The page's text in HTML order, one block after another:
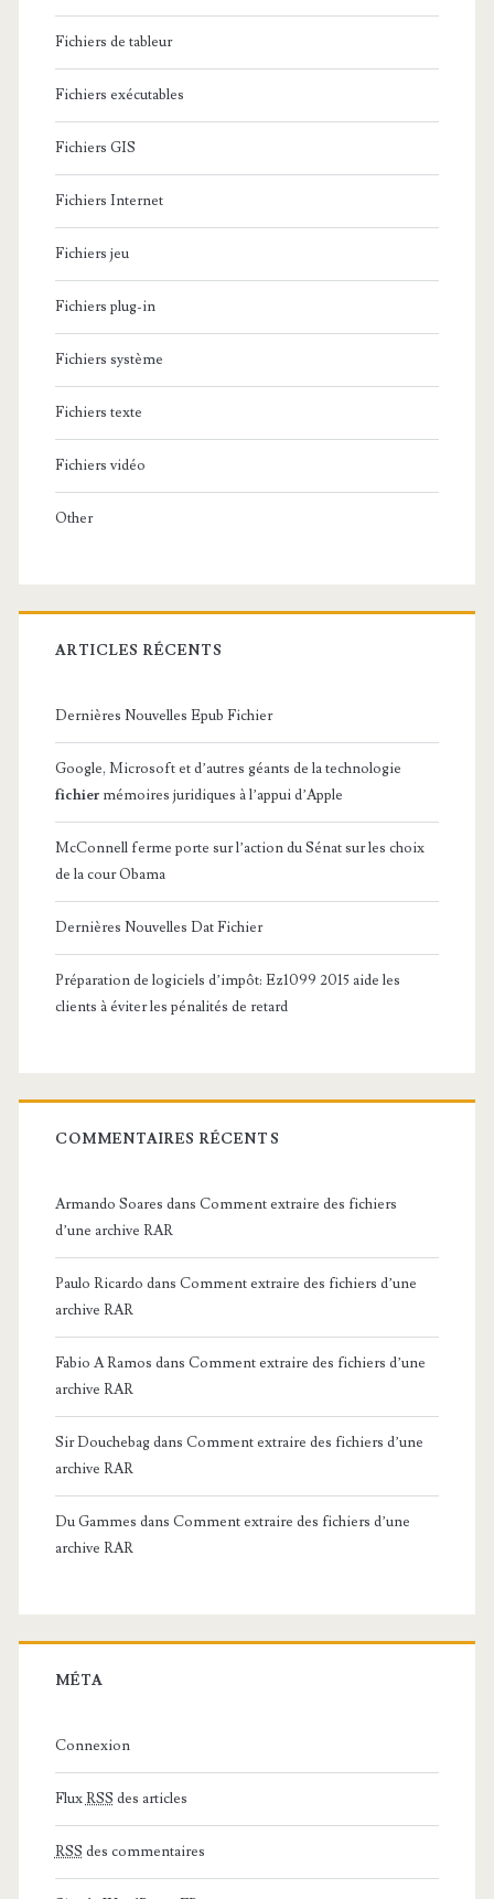
Fichiers de tableur
Fichiers exécutables
Fichiers GIS
Fichiers Internet
Fichiers jeu
Fichiers plug-in
Fichiers système
Fichiers texte
Fichiers vidéo
Other
ARTICLES RÉCENTS
Dernières Nouvelles Epub Fichier
Google, Microsoft et d’autres géants de la technologie
fichier mémoires juridiques à l’appui d’Apple
McConnell ferme porte sur l’action du Sénat sur les choix
de la cour Obama
Dernières Nouvelles Dat Fichier
Préparation de logiciels d’impôt: Ez1099 2015 aide les
clients à éviter les pénalités de retard
COMMENTAIRES RÉCENTS
Armando Soares dans Comment extraire des fichiers
d’une archive RAR
Paulo Ricardo dans Comment extraire des fichiers d’une
archive RAR
Fabio A Ramos dans Comment extraire des fichiers d’une
archive RAR
Sir Douchebagdans Comment extraire des fichiers d’une
archive RAR
Du Gammes dans Comment extraire des fichiers d’une
archive RAR
MÉTA
Connexion
FluxRSS des articles
RSS des commentaires